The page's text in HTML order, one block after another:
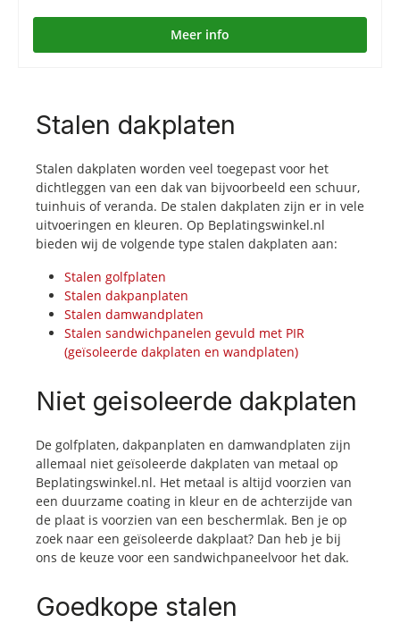
Meer info
Stalen dakplaten
Stalen dakplaten worden veel toegepast voor het
dichtleggen van een dak van bijvoorbeeld een schuur,
tuinhuis of veranda. De stalen dakplaten zijn er in vele
uitvoeringen en kleuren. Op Beplatingswinkel.nl
bieden wij de volgende type stalen dakplaten aan:
Stalen golfplaten
Stalen dakpanplaten
Stalen damwandplaten
Stalen sandwichpanelen gevuld met PIR
(geïsoleerde dakplaten en wandplaten)
Niet geisoleerde dakplaten
De golfplaten, dakpanplaten en damwandplaten zijn
allemaal niet geïsoleerde dakplaten van metaal op
Beplatingswinkel.nl. Het metaal is altijd voorzien van
een duurzame coating in kleur en de achterzijde van
de plaat is voorzien van een beschermlak. Ben je op
zoek naar een geïsoleerde dakplaat? Dan heb je bij
ons de keuze voor een sandwichpaneelvoor het dak.
Goedkope stalen